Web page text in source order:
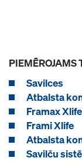
PIEMĒROJAMS
Savilces
Atbalsta
Framax Xlife
Frami Xlife
Atbalsta
Savilču